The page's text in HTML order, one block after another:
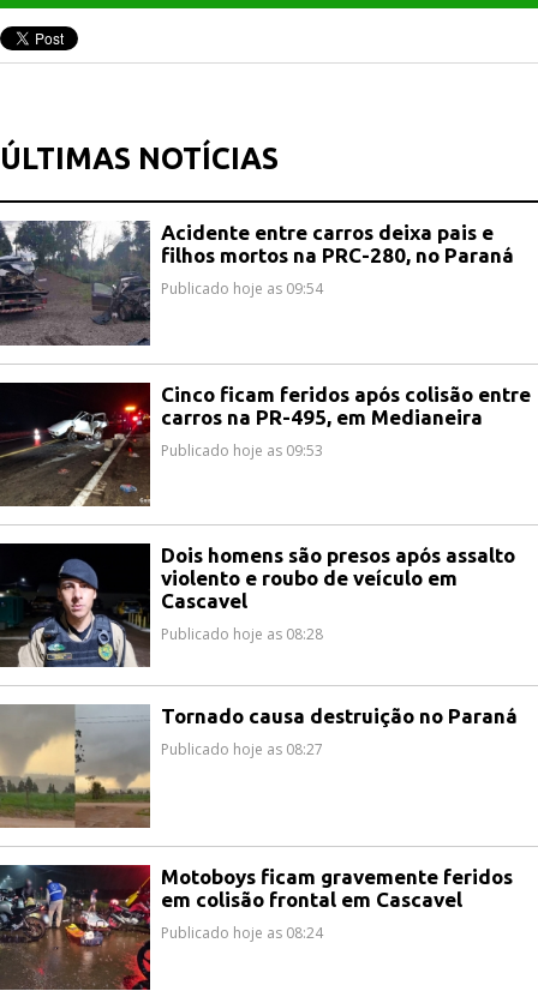
ÚLTIMAS NOTÍCIAS
Acidente entre carros deixa pais e
filhos mortos na PRC-280, no Paraná
Publicado hoje as 09:54
Cinco ficam feridos após colisão entre
carros na PR-495, em Medianeira
Publicado hoje as 09:53
Dois homens são presos após assalto
violento e roubo de veículo em
Cascavel
Publicado hoje as 08:28
Tornado causa destruição no Paraná
Publicado hoje as 08:27
Motoboys ficam gravemente feridos
em colisão frontal em Cascavel
Publicado hoje as 08:24